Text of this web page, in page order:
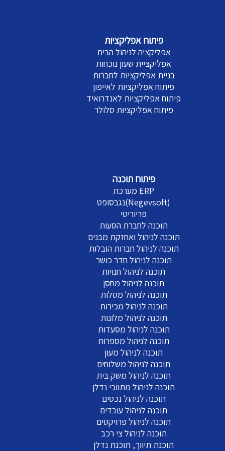
פיתוח אפליקציות
אפליקציה לניהול הבית
אפליקציית שעון נוכחות
בניית אפליקציות לחברות
פיתוח אפליקציות לאייפון
פיתוח אפליקציות לאנדרואיד
פיתוח אפליקציות סלולר
פיתוח תוכנה
מערכת ERP
נגבסופט(Negevsoft)
פריוריטי
תוכנה לחברת הסעות
תוכנה לניהול ואחזקת מבנים
תוכנה לניהול חברות הובלות
תוכנה לניהול חדר כושר
תוכנה לניהול חנויות
תוכנה לניהול מחסן
תוכנה לניהול מטלות
תוכנה לניהול מכירות
תוכנה לניהול מלונות
תוכנה לניהול מסעדות
תוכנה לניהול מספרות
תוכנה לניהול מעון
תוכנה לניהול משלוחים
תוכנה לניהול משק בית
תוכנה לניהול מתווכי נדלן
תוכנה לניהול נכסים
תוכנה לניהול עובדים
תוכנה לניהול פרויקטים
תוכנה לניהול צי רכב
תוכנת תיווך, תוכנת נדלן